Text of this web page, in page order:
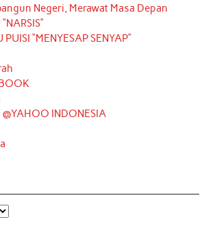
o
k
e
r
e
d
t
e
u
b
Negeri, Merawat Masa Depan
“MENYESAP SENYAP”
@YAHOO INDONESIA